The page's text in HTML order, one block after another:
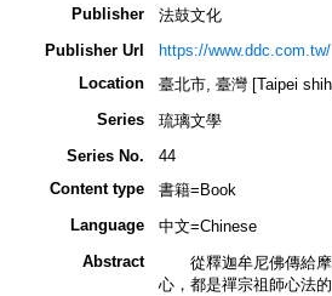
Publisher
法鼓文化
Publisher Url
https://www.ddc.com.tw/
Location
臺北市, 臺灣 [Taipei
Series
琉璃文學
Series No.
44
Content type
書籍=Book
Language
中文=Chinese
Abstract
從釋迦牟尼佛傳給摩
心，都是禪宗祖師心法的